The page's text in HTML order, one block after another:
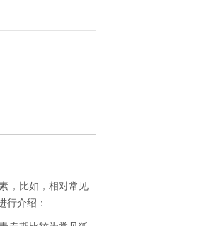
，比如，相对常见
行介绍：